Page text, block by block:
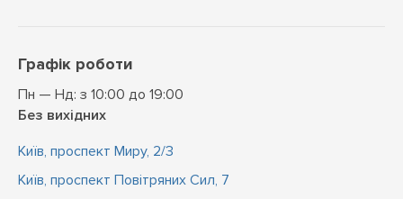
Графік роботи
Пн — Нд: з 10:00 до 19:00
Без вихідних
Київ, проспект Миру, 2/3
Київ, проспект Повітряних Сил, 7